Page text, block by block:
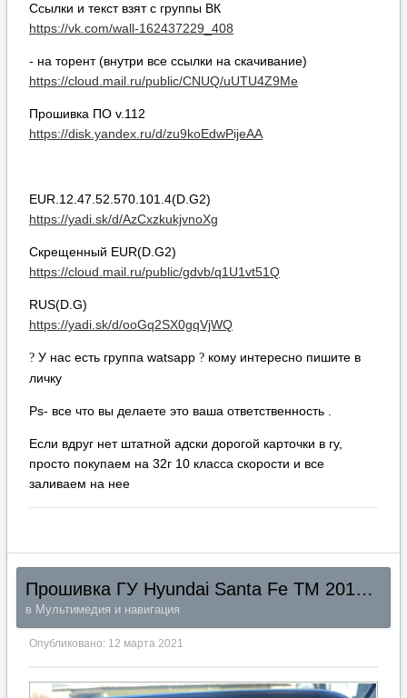
Ссылки и текст взят с группы ВК
https://vk.com/wall-162437229_408
- на торент (внутри все ссылки на скачивание)
https://cloud.mail.ru/public/CNUQ/uUTU4Z9Me
Прошивка ПО v.112
https://disk.yandex.ru/d/zu9koEdwPijeAA
EUR.12.47.52.570.101.4(D.G2)
https://yadi.sk/d/AzCxzkukjvnoXg
Скрещенный EUR(D.G2)
https://cloud.mail.ru/public/gdvb/q1U1vt51Q
RUS(D.G)
https://yadi.sk/d/ooGq2SX0gqVjWQ
? У нас есть группа watsapp ? кому интересно пишите в
личку
Ps- все что вы делаете это ваша ответственность .
Если вдруг нет штатной адски дорогой карточки в гу,
просто покупаем на 32г 10 класса скорости и все
заливаем на нее
Прошивка ГУ Hyundai Santa Fe TM 2018+ KoreaCustom
в Мультимедия и навигация
Опубликовано: 12 марта 2021